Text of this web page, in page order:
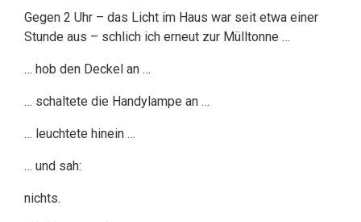
Gegen 2 Uhr – das Licht im Haus war seit etwa einer
Stunde aus – schlich ich erneut zur Mülltonne …
… hob den Deckel an …
… schaltete die Handylampe an …
… leuchtete hinein …
… und sah:
nichts.